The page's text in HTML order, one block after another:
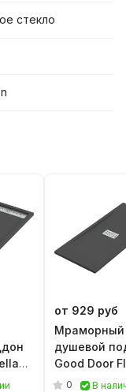
стекло
от 929 руб
Мраморный
душевой
Good Door
черный
0 В